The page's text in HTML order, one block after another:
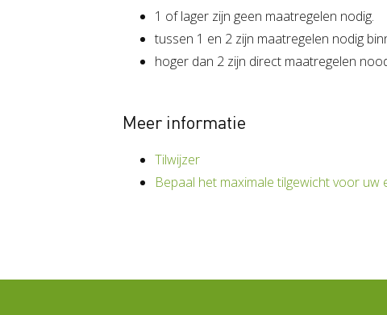
1 of lager zijn geen maatregelen nodig.
tussen 1 en 2 zijn maatregelen nodig
hoger dan 2 zijn direct maatregelen
Meer informatie
Tilwijzer
Bepaal het maximale tilgewicht voor uw